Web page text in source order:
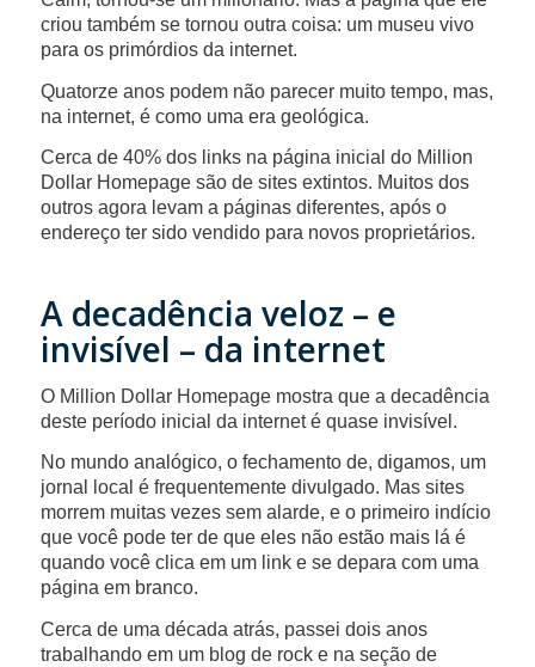
criou também se tornou outra coisa: um museu vivo
para os primórdios da internet.
Quatorze anos podem não parecer muito tempo, mas,
na internet, é como uma era geológica.
Cerca de 40% dos links na página inicial do Million
Dollar Homepage são de sites extintos. Muitos dos
outros agora levam a páginas diferentes, após o
endereço ter sido vendido para novos proprietários.
A decadência veloz – e
invisível – da internet
O Million Dollar Homepage mostra que a decadência
deste período inicial da internet é quase invisível.
No mundo analógico, o fechamento de, digamos, um
jornal local é frequentemente divulgado. Mas sites
morrem muitas vezes sem alarde, e o primeiro indício
que você pode ter de que eles não estão mais lá é
quando você clica em um link e se depara com uma
página em branco.
Cerca de uma década atrás, passei dois anos
trabalhando em um blog de rock e na seção de